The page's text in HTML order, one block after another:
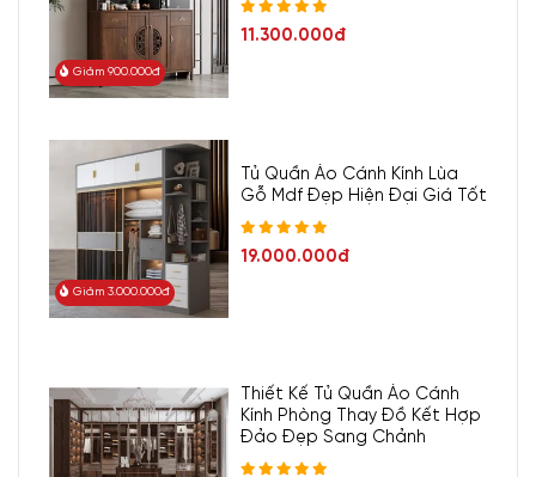
Giảm 900.000đ
11.300.000đ
Giảm 3.000.000đ
Tủ Quần Áo Cánh Kính Lùa
Gỗ Mdf Đẹp Hiện Đại Giá Tốt
19.000.000đ
Thiết Kế Tủ Quần Áo Cánh
Kính Phòng Thay Đồ Kết Hợp
Đảo Đẹp Sang Chảnh